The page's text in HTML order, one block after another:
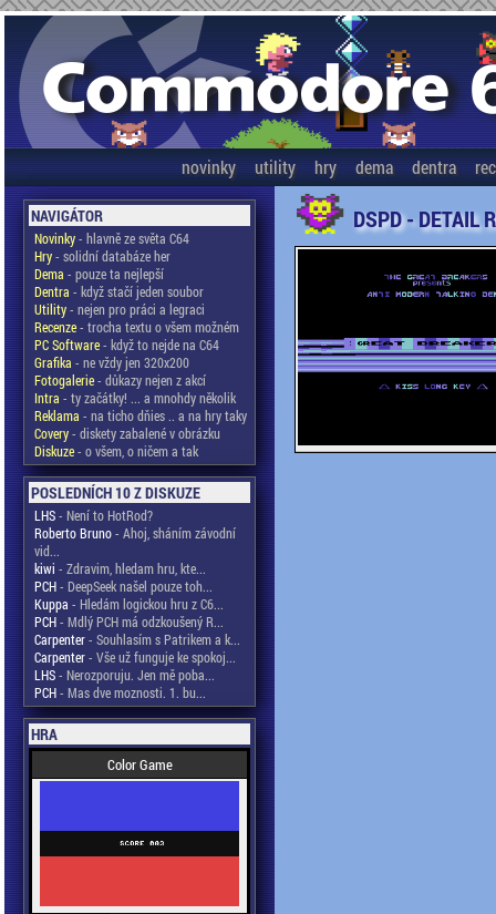
novinky utility hry dema dentra
NAVIGÁTOR
Novinky- hlavně ze světa C64
Hry- solidní databáze her
Dema - pouze ta nejlepší
Dentra - když stačí jeden soubor
Utility- nejen pro práci a legraci
Recenze- trocha textu o všem možném
PC Software- když to nejde na C64
Grafika - ne vždy jen 320x200
Fotogalerie- důkazy nejen z akcí
Intra - ty začátky! ... a mnohdy několik
Reklama - na ticho dňies .. a na hry taky
Covery- diskety zabalené v obrázku
Diskuze- o všem, o ničem a tak
POSLEDNÍCH 10 Z DISKUZE
LHS- Není to HotRod?
Roberto Bruno- Ahoj, sháním závodní
vid...
kiwi - Zdravim, hledam hru, kte...
PCH- DeepSeek našel pouze toh...
Kuppa - Hledám logickou hru z C6...
PCH- Mdlý PCH má odzkoušený R...
Carpenter- Souhlasím s Patrikem a k...
Carpenter- Vše už funguje ke spokoj...
LHS- Nerozporuju. Jen mě poba...
PCH- Mas dve moznosti. 1. bu...
HRA
Color Game
DSPD - DETAIL